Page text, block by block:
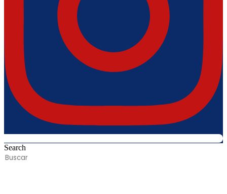
Search